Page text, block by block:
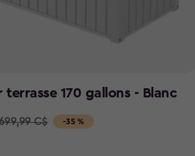
170 gallons - Blanc
-35 %
C$